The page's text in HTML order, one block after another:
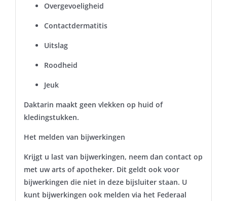
Overgevoeligheid
Contactdermatitis
Uitslag
Roodheid
Jeuk
Daktarin maakt geen vlekken op huid of
kledingstukken.
Het melden van bijwerkingen
Krijgt u last van bijwerkingen, neem dan contact op
met uw arts of apotheker. Dit geldt ook voor
bijwerkingen die niet in deze bijsluiter staan. U
kunt bijwerkingen ook melden via het Federaal